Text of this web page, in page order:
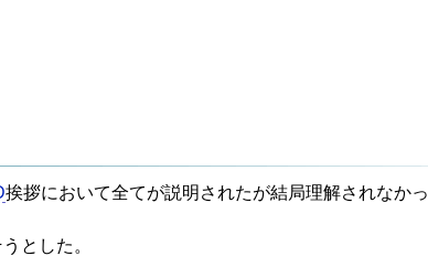
挨拶において全てが説明されたが結局理解されなか
とした。